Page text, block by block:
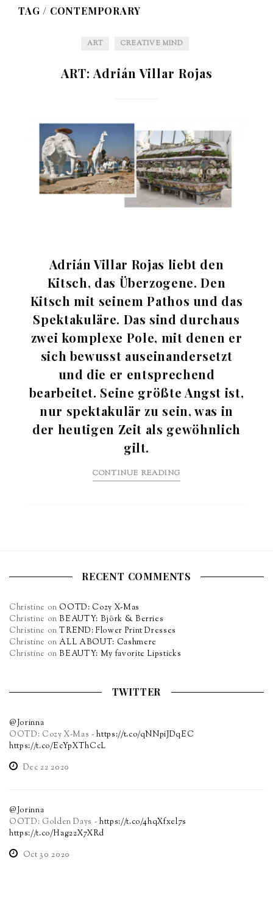
TAG / CONTEMPORARY
ART CREATIVE MIND
ART: Adrián Villar Rojas
Adrián Villar Rojas liebt den
Kitsch, das Überzogene. Den
Kitsch mit seinem Pathos und das
Spektakuläre. Das sind durchaus
zwei komplexe Pole, mit denen er
sich bewusst auseinandersetzt
und die er entsprechend
bearbeitet. Seine größte Angst ist,
nur spektakulär zu sein, was in
der heutigen Zeit als gewöhnlich
gilt.
CONTINUE READING
RECENT COMMENTS
Christine on OOTD: Cozy X-Mas
Christine onBEAUTY: Björk & Berries
Christine onTREND: Flower Print Dresses
Christine on ALL ABOUT: Cashmere
Christine onBEAUTY: My favorite Lipsticks
TWITTER
@Jorinna
OOTD: Cozy X-Mas -https://t.co/qNNpiJDqEC
https://t.co/EcYpXThCcL
Dec 22 2020
@Jorinna
OOTD: Golden Days - https://t.co/4hqXfxel7s
https://t.co/Hag22X7XRd
Oct 30 2020